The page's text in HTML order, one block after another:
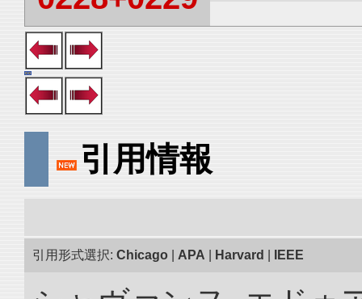
引用情報
引用形式選択: Chicago APA Harvard IEEE